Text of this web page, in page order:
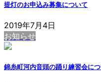
提灯のお申込み募集について
2019年7月4日
お知らせ
錦糸町河内音頭の踊り練習会に